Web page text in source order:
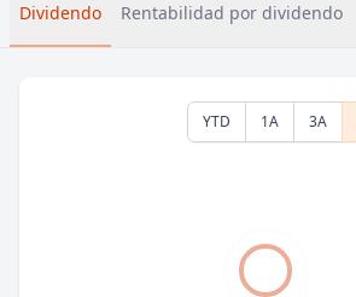
Dividendo Rentabilidad por dividendo
YTD 1A 3A